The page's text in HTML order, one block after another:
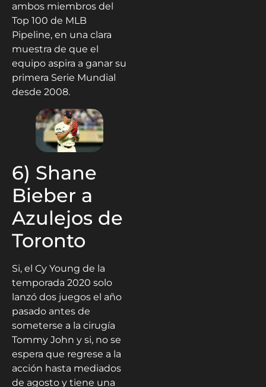
ambos miembros del
Top 100 de MLB
Pipeline, en una clara
muestra de que el
equipo aspira a ganar su
primera Serie Mundial
desde 2008.
6) Shane
Bieber a
Azulejos de
Toronto
Si, el Cy Young de la
temporada 2020 solo
lanzó dos juegos el año
pasado antes de
someterse a la cirugía
Tommy John y si, no se
espera que regrese a la
acción hasta mediados
de agosto y tiene una